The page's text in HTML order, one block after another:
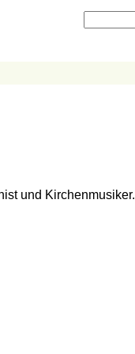
und Kirchenmusiker.